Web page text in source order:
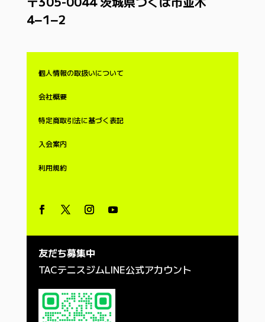
4−1−2
個人情報の取扱いについて
会社概要
特定商取引法に基づく表記
入会案内
利用規約
友だち募集中
TACテニスジムLINE公式アカウント